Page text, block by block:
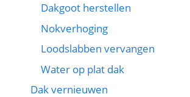
Dakgoot herstellen
Nokverhoging
Loodslabben vervangen
Water op plat dak
Dak vernieuwen